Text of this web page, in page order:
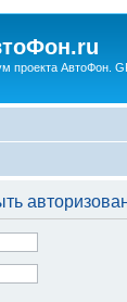
проекта АвтоФон.